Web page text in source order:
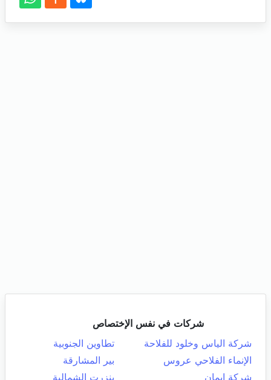
شركات في نفس الإختصاص
شركة الياس وخلود للفلاحة
تطاوين الجنوبية
الإنماء الفلاحي عروس
بير المشارقة
شركة إيمان
بنزرت الشمالية